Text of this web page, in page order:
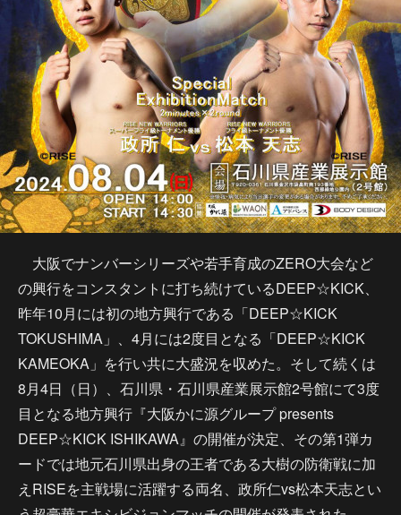
大阪でナンバーシリーズや若手育成のZERO大会など
の興行をコンスタントに打ち続けているDEEP☆KICK、
昨年10月には初の地方興行である「DEEP☆KICK
TOKUSHIMA」、4月には2度目となる「DEEP☆KICK
KAMEOKA」を行い共に大盛況を収めた。そして続くは
8月4日（日）、石川県・石川県産業展示館2号館にて3度
目となる地方興行『大阪かに源グループ presents
DEEP☆KICK ISHIKAWA』の開催が決定、その第1弾カ
ードでは地元石川県出身の王者である大樹の防衛戦に加
えRISEを主戦場に活躍する両名、政所仁vs松本天志とい